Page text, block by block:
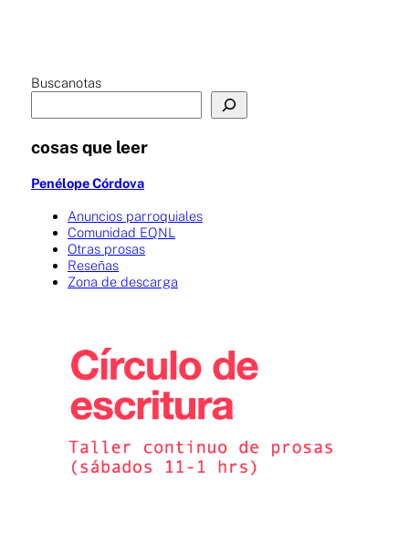
Buscanotas
cosas que leer
Penélope Córdova
Anuncios parroquiales
Comunidad EQNL
Otras prosas
Reseñas
Zona de descarga